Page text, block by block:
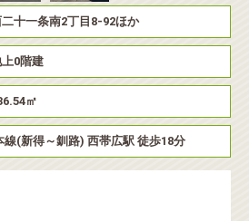
十一条南2丁目8-92ほか
上0階建
㎡
線(新得～釧路) 西帯広駅 徒歩18分